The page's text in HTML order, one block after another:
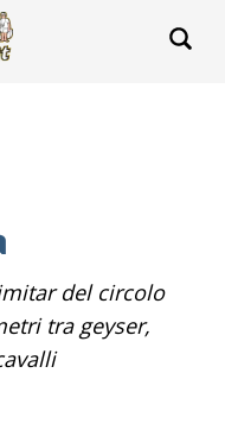
tra geyser,